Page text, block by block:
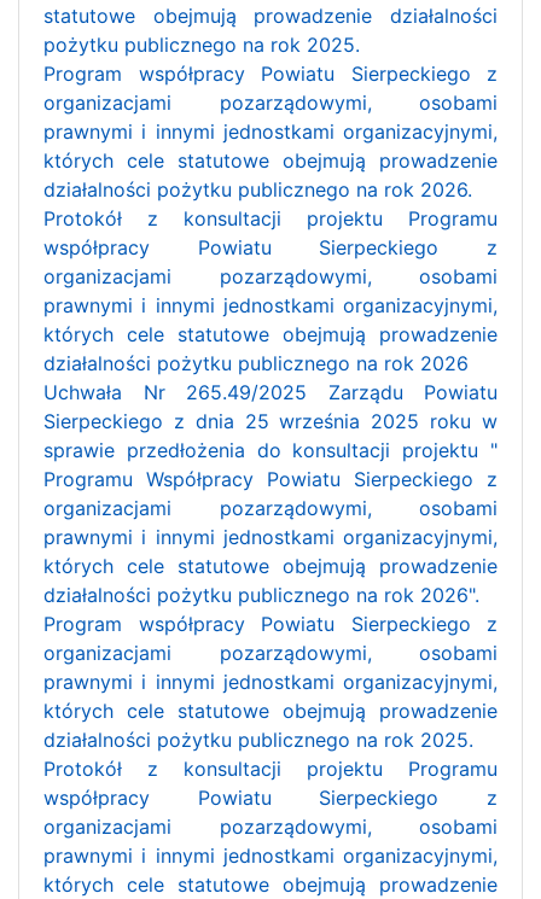
statutowe obejmują prowadzenie działalności
pożytku publicznego na rok 2025.
Program współpracy Powiatu Sierpeckiego z
organizacjami pozarządowymi, osobami
prawnymi i innymi jednostkami organizacyjnymi,
których cele statutowe obejmują prowadzenie
działalności pożytku publicznego na rok 2026.
Protokół z konsultacji projektu Programu
współpracy Powiatu Sierpeckiego z
organizacjami pozarządowymi, osobami
prawnymi i innymi jednostkami organizacyjnymi,
których cele statutowe obejmują prowadzenie
działalności pożytku publicznego na rok 2026
Uchwała Nr 265.49/2025 Zarządu Powiatu
Sierpeckiego z dnia 25 września 2025 roku w
sprawie przedłożenia do konsultacji projektu "
Programu Współpracy Powiatu Sierpeckiego z
organizacjami pozarządowymi, osobami
prawnymi i innymi jednostkami organizacyjnymi,
których cele statutowe obejmują prowadzenie
działalności pożytku publicznego na rok 2026".
Program współpracy Powiatu Sierpeckiego z
organizacjami pozarządowymi, osobami
prawnymi i innymi jednostkami organizacyjnymi,
których cele statutowe obejmują prowadzenie
działalności pożytku publicznego na rok 2025.
Protokół z konsultacji projektu Programu
współpracy Powiatu Sierpeckiego z
organizacjami pozarządowymi, osobami
prawnymi i innymi jednostkami organizacyjnymi,
których cele statutowe obejmują prowadzenie